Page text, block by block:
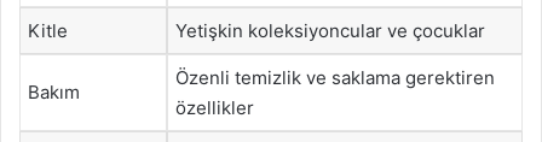
Kitle Yetişkin koleksiyoncular ve çocuklar
Bakım
Özenli temizlik ve saklama gerektiren
özellikler